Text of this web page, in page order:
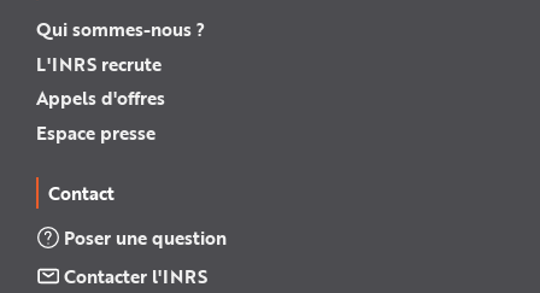
Qui sommes-nous ?
L'INRS recrute
Appels d'offres
Espace presse
Contact
Poser une question
Contacter l'INRS